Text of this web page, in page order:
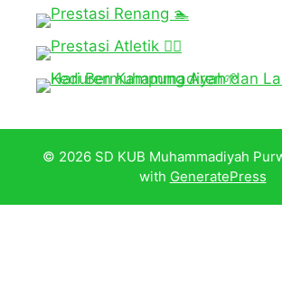
© 2026 SD KUB Muhammadiyah
with GeneratePress